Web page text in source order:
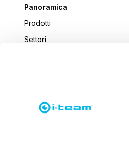
Panoramica
Prodotti
Settori